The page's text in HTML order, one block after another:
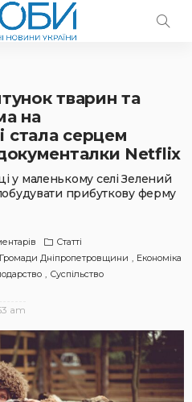
тварин та
на
стала серцем
Netflix
у маленькому селі Зелений
побудувати прибуткову ферму
Статті
Громади Дніпропетровщини
Економіка
Суспільство
am